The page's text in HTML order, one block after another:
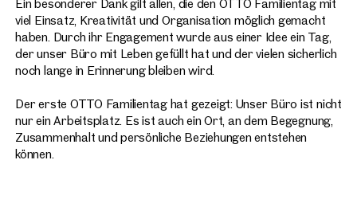
Ein besonderer Dank gilt allen, die den OTTO Familientag mit
viel Einsatz, Kreativität und Organisation möglich gemacht
haben. Durch ihr Engagement wurde aus einer Idee ein Tag,
der unser Büro mit Leben gefüllt hat und der vielen sicherlich
noch lange in Erinnerung bleiben wird.
Der erste OTTO Familientag hat gezeigt: Unser Büro ist nicht
nur ein Arbeitsplatz. Es ist auch ein Ort, an dem Begegnung,
Zusammenhalt und persönliche Beziehungen entstehen
können.